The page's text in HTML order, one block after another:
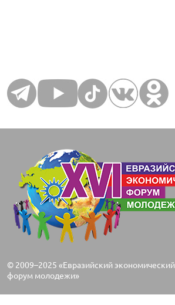
© 2009–2025 «Евразийский экономический
форум молодежи»